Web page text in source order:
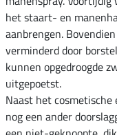
het staart- en
aanbrengen.
verminderd door
kunnen opgedroogde
uitgepoetst.
Naast het cosmetische
nog een ander